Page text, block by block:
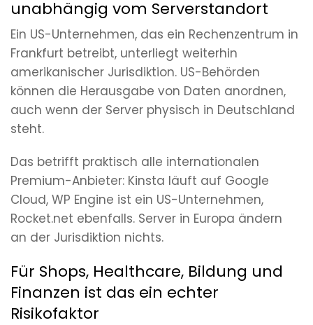
unabhängig vom Serverstandort
Ein US-Unternehmen, das ein Rechenzentrum in
Frankfurt betreibt, unterliegt weiterhin
amerikanischer Jurisdiktion. US-Behörden
können die Herausgabe von Daten anordnen,
auch wenn der Server physisch in Deutschland
steht.
Das betrifft praktisch alle internationalen
Premium-Anbieter: Kinsta läuft auf Google
Cloud, WP Engine ist ein US-Unternehmen,
Rocket.net ebenfalls. Server in Europa ändern
an der Jurisdiktion nichts.
Für Shops, Healthcare, Bildung und
Finanzen ist das ein echter
Risikofaktor